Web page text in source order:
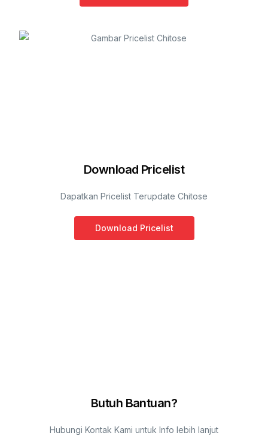
Download Pricelist
Dapatkan Pricelist Terupdate Chitose
Download Pricelist
Butuh Bantuan?
Hubungi Kontak Kami untuk Info lebih lanjut